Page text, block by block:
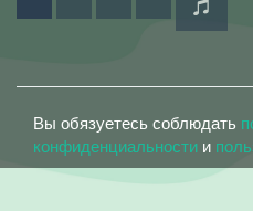
Вы обязуетесь соблюдать
конфиденциальности и